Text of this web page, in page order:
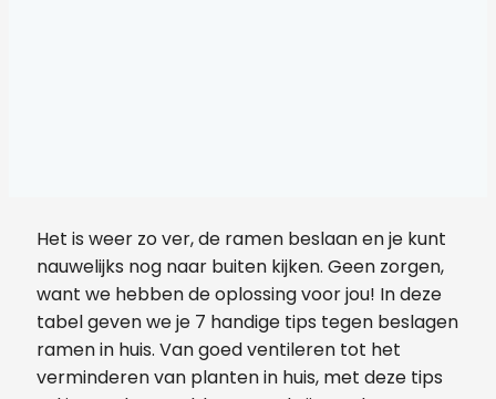
Het is weer zo ver, de ramen beslaan en je kunt
nauwelijks nog naar buiten kijken. Geen zorgen,
want we hebben de oplossing voor jou! In deze
tabel geven we je 7 handige tips tegen beslagen
ramen in huis. Van goed ventileren tot het
verminderen van planten in huis, met deze tips